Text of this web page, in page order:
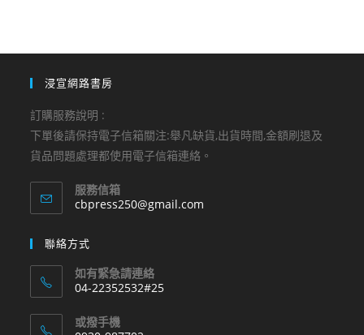
浸宣網路書房
訂購服務說明 :
下單後請保持電子信箱關注:舉凡缺貨,出貨時間,金額刷退及
貨品問題處理都使用電子信箱連絡。
服務信箱
cbpress250@gmail.com
聯絡方式
如有緊急請連絡
04-22352532#25
in
或撥手機